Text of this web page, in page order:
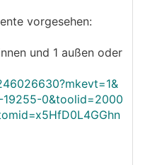
vorgesehen:
und 1 außen oder
0&toolid=2000